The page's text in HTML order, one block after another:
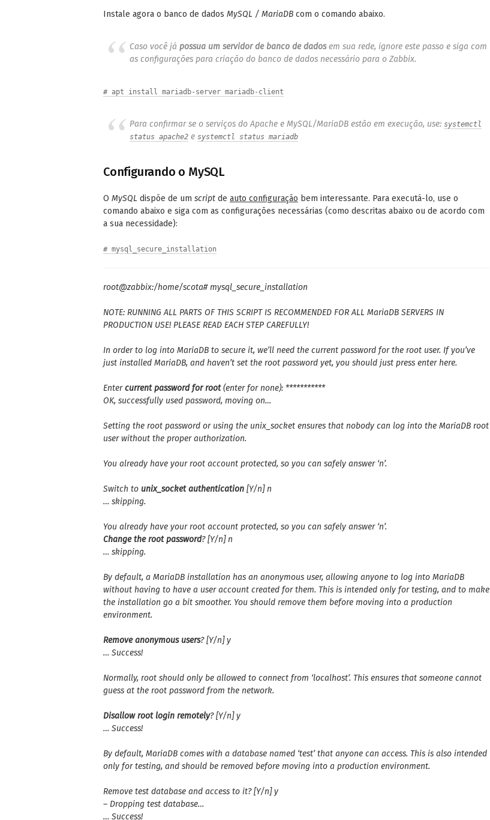
Instale agora o banco de dados MySQL / MariaDB com o comando abaixo.
Caso você já possua um servidor de banco de dadosem sua rede, ignore este passo e siga com
as configurações para criação do banco de dados necessário para o Zabbix.
# apt install mariadb-server mariadb-client
Para confirmar se o serviços do Apache e MySQL/MariaDB estão em execução, use: systemctl
status apache2 e systemctl status mariadb
Configurando o MySQL
O MySQL dispõe de um script de auto configuração bem interessante. Para executá-lo, use o
comando abaixo e siga com as configurações necessárias (como descritas abaixo ou de acordo com
a sua necessidade):
# mysql_secure_installation
root@zabbix:/home/scota# mysql_secure_installation
NOTE: RUNNING ALL PARTS OF THIS SCRIPT IS RECOMMENDED FOR ALL MariaDB SERVERS IN
PRODUCTION USE! PLEASE READ EACH STEP CAREFULLY!
In order to log into MariaDB to secure it, we’ll need the current password for the root user. If you’ve
just installed MariaDB, and haven’t set the root password yet, you should just press enter here.
Entercurrent password for root(enter for none): ***********
OK, successfully used password, moving on…
Setting the root password or using the unix_socket ensures that nobody can log into the MariaDB root
user without the proper authorization.
You already have your root account protected, so you can safely answer ‘n’.
Switch to unix_socket authentication [Y/n] n
… skipping.
You already have your root account protected, so you can safely answer ‘n’.
Change the root password? [Y/n] n
… skipping.
By default, a MariaDB installation has an anonymous user, allowing anyone to log into MariaDB
without having to have a user account created forthem. This is intended only for testing, and to make
the installation go a bit smoother. You should remove them before moving into a production
environment.
Remove anonymous users? [Y/n] y
… Success!
Normally, root should only be allowed to connect from ‘localhost’. This ensures that someone cannot
guess at the root password from the network.
Disallow root login remotely? [Y/n] y
… Success!
By default, MariaDB comes with a database named ‘test’ that anyone can access. This is also intended
only for testing, and should be removed before moving into a production environment.
Remove test database and access to it? [Y/n] y
– Dropping test database…
… Success!